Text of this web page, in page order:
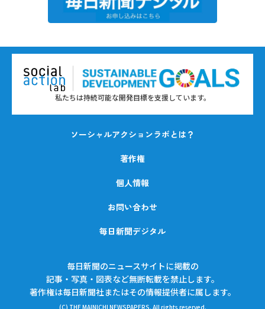
私たちは持続可能な開発目標を支援しています。
ソーシャルアクションラボとは？
著作権
個人情報
お問い合わせ
毎日新聞デジタル
毎日新聞のニュースサイトに掲載の
記事・写真・図表など無断転載を禁止します。
著作権は毎日新聞社またはその情報提供者に属します。
(C) THE MAINICHI NEWSPAPERS. All rights reserved.